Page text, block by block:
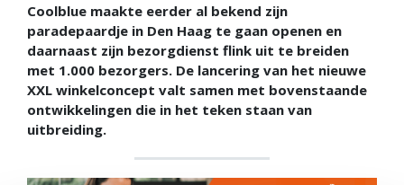
Coolblue maakte eerder al bekend zijn
paradepaardje in Den Haag te gaan openen en
daarnaast zijn bezorgdienst flink uit te breiden
met 1.000 bezorgers. De lancering van het nieuwe
XXL winkelconcept valt samen met bovenstaande
ontwikkelingen die in het teken staan van
uitbreiding.